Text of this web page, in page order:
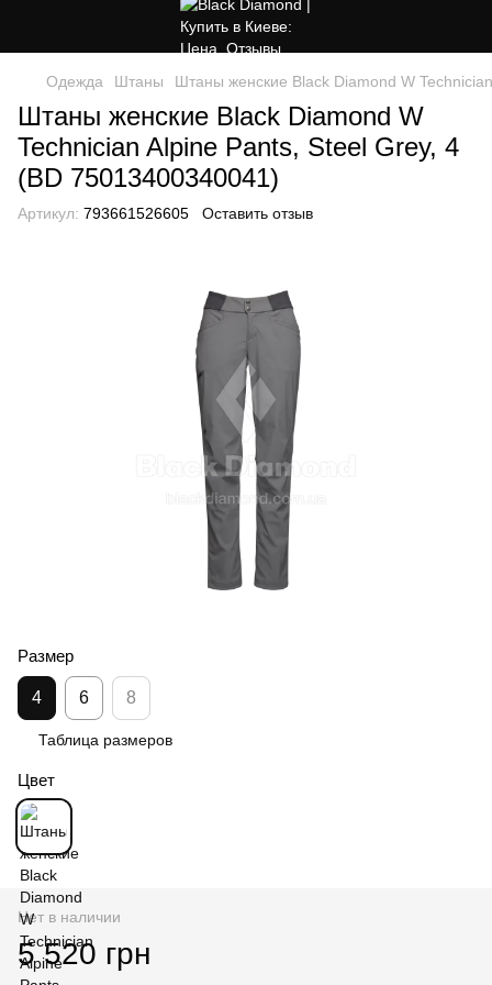
Одежда Штаны Штаны женские Black Diamond W
Штаны женские Black Diamond W
Technician Alpine Pants, Steel Grey, 4
(BD 75013400340041)
Артикул: 793661526605 Оставить отзыв
Размер
4 6 8
Таблица размеров
Цвет
Нет в наличии
5 520 грн